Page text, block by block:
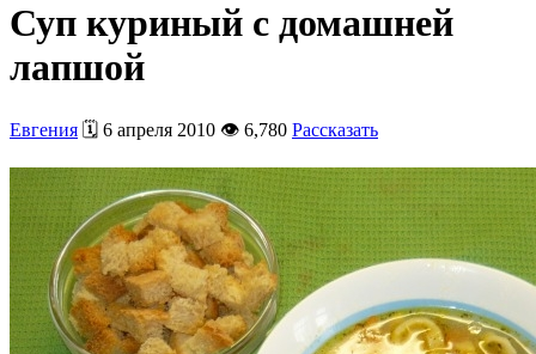
Суп куриный с домашней
лапшой
Евгения 🗓️ 6 апреля 2010 👁️ 6,780 Рассказать